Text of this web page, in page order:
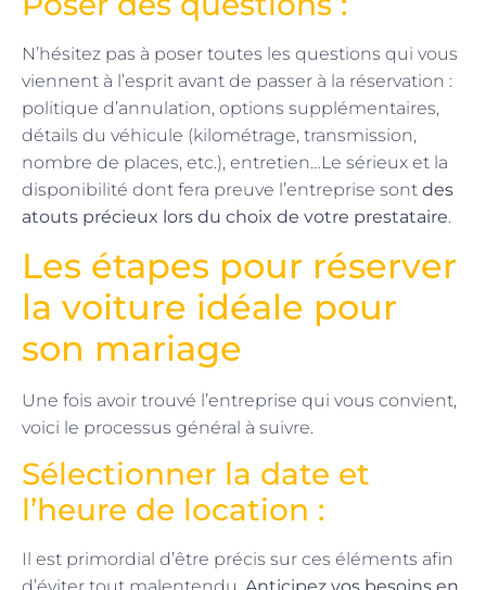
N’hésitez pas à poser toutes les questions qui vous
viennent à l’esprit avant de passer à la réservation :
politique d’annulation, options supplémentaires,
détails du véhicule (kilométrage, transmission,
nombre de places, etc.), entretien…Le sérieux et la
disponibilité dont fera preuve l’entreprise sont des
atouts précieux lors du choix de votre prestataire.
Les étapes pour réserver
la voiture idéale pour
son mariage
Une fois avoir trouvé l’entreprise qui vous convient,
voici le processus général à suivre.
Sélectionner la date et
l’heure de location :
Il est primordial d’être précis sur ces éléments afin